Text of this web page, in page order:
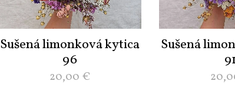
Sušená limonková kytica
96
20,00 €
Sušená
91